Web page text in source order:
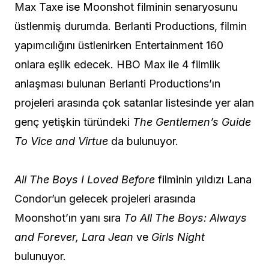
Max Taxe ise Moonshot filminin senaryosunu
üstlenmiş durumda. Berlanti Productions, filmin
yapımcılığını üstlenirken Entertainment 160
onlara eşlik edecek. HBO Max ile 4 filmlik
anlaşması bulunan Berlanti Productions’ın
projeleri arasında çok satanlar listesinde yer alan
genç yetişkin türündeki The Gentlemen’s Guide
To Vice and Virtue da bulunuyor.
All The Boys I Loved Before filminin yıldızı Lana
Condor’un gelecek projeleri arasında
Moonshot’ın yanı sıra To All The Boys: Always
and Forever, Lara Jean ve Girls Night
bulunuyor.